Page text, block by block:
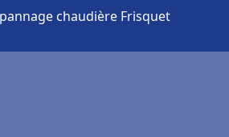
chaudière Frisquet